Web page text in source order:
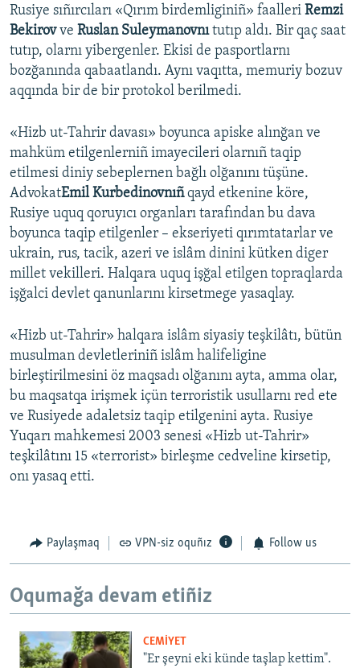
Rusiye sıñırcıları «Qırım birdemliginiñ» faalleri Remzi
Bekirovve Ruslan Suleymanovnıtutıp aldı. Bir qaç saat
tutıp, olarnı yibergenler. Ekisi de pasportlarnı
bozğanında qabaatlandı. Aynı vaqıtta, memuriy bozuv
aqqında bir de bir protokol berilmedi.
«Hizb ut-Tahrir davası» boyunca apiske alınğan ve
mahküm etilgenlerniñ imayecileri olarnıñ taqip
etilmesi diniy sebeplernen bağlı olğanını tüşüne.
AdvokatEmil Kurbedinovnıñqayd etkenine köre,
Rusiye uquq qoruyıcı organları tarafından bu dava
boyunca taqip etilgenler – ekseriyeti qırımtatarlar ve
ukrain, rus, tacik, azeri ve islâm dinini kütken diger
millet vekilleri. Halqara uquq işğal etilgen topraqlarda
işğalci devlet qanunlarını kirsetmege yasaqlay.
«Hizb ut-Tahrir» halqara islâm siyasiy teşkilâtı, bütün
musulman devletleriniñ islâm halifeligine
birleştirilmesini öz maqsadı olğanını ayta, amma olar,
bu maqsatqa irişmek içün terroristik usullarnı red ete
ve Rusiyede adaletsiz taqip etilgenini ayta. Rusiye
Yuqarı mahkemesi 2003 senesi «Hizb ut-Tahrir»
teşkilâtını 15 «terrorist» birleşme cedveline kirsetip,
onı yasaq etti.
Paylaşmaq VPN-siz oquñız Follow us
Oqumağa devam etiñiz
CEMİYET
"Er şeyni eki künde taşlap kettim".